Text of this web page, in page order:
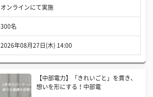
オンラインにて実施
300名
2026年08月27日(木) 14:00
【中部電力】「きれいごと」を貫き、
想いを形にする！中部電